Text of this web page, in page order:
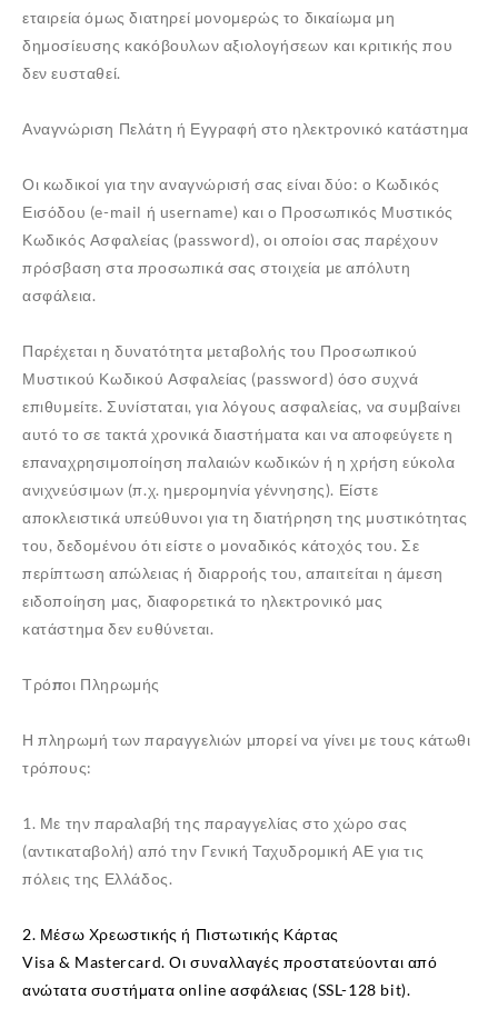
εταιρεία όμως διατηρεί μονομερώς το δικαίωμα μη
δημοσίευσης κακόβουλων αξιολογήσεων και κριτικής που
δεν ευσταθεί.
Αναγνώριση Πελάτη ή Εγγραφή στο ηλεκτρονικό κατάστημα
Οι κωδικοί για την αναγνώρισή σας είναι δύο: ο Κωδικός
Εισόδου (e-mail ή username) και ο Προσωπικός Μυστικός
Κωδικός Ασφαλείας (password), οι οποίοι σας παρέχουν
πρόσβαση στα προσωπικά σας στοιχεία με απόλυτη
ασφάλεια.
Παρέχεται η δυνατότητα μεταβολής του Προσωπικού
Μυστικού Κωδικού Ασφαλείας (password) όσο συχνά
επιθυμείτε. Συνίσταται, για λόγους ασφαλείας, να συμβαίνει
αυτό το σε τακτά χρονικά διαστήματα και να αποφεύγετε η
επαναχρησιμοποίηση παλαιών κωδικών ή η χρήση εύκολα
ανιχνεύσιμων (π.χ. ημερομηνία γέννησης). Είστε
αποκλειστικά υπεύθυνοι για τη διατήρηση της μυστικότητας
του, δεδομένου ότι είστε ο μοναδικός κάτοχός του. Σε
περίπτωση απώλειας ή διαρροής του, απαιτείται η άμεση
ειδοποίηση μας, διαφορετικά το ηλεκτρονικό μας
κατάστημα δεν ευθύνεται.
Τρόποι Πληρωμής
Η πληρωμή των παραγγελιών μπορεί να γίνει με τους κάτωθι
τρόπους:
1. Με την παραλαβή της παραγγελίας στο χώρο σας
(αντικαταβολή) από την Γενική Ταχυδρομική ΑΕ για τις
πόλεις της Ελλάδος.
2. Μέσω Χρεωστικής ή Πιστωτικής Κάρτας
Visa & Mastercard. Οι συναλλαγές προστατεύονται από
ανώτατα συστήματα online ασφάλειας (SSL-128 bit).